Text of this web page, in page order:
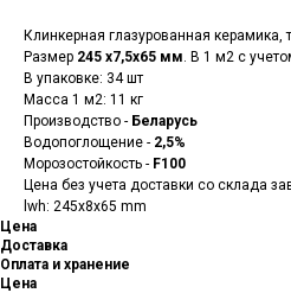
Клинкерная глазурованная керамика,
Размер 245 x7,5x65 мм . В 1 м2 с
В упаковке: 34 шт
Масса 1 м2: 11 кг
Производство - Беларусь
Водопоглощение - 2,5%
Морозостойкость - F100
Цена без учета доставки со склада
lwh: 245x8x65 mm
Цена
Доставка
Оплата и хранение
Цена